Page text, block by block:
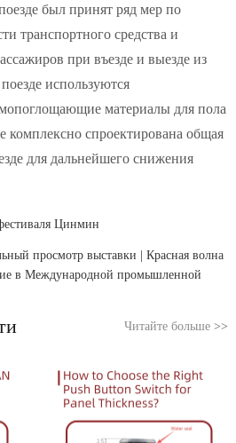
был принят ряд мер по
транспортного средства и
при въезде и выезде из
используются
материалы для пола
комплексно спроектирована общая
для дальнейшего снижения
Цинмин
просмотр выставки | Красная волна
в Международной промышленной
Читайте больше>>